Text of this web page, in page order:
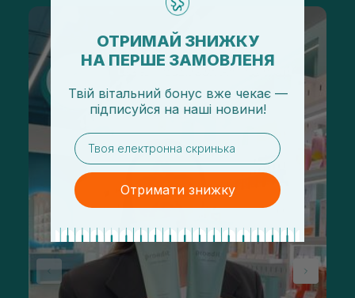
ОТРИМАЙ ЗНИЖКУ
НА ПЕРШЕ ЗАМОВЛЕНЯ
Твій вітальний бонус вже чекає —
підписуйся на наші новини!
email
Отримати знижку